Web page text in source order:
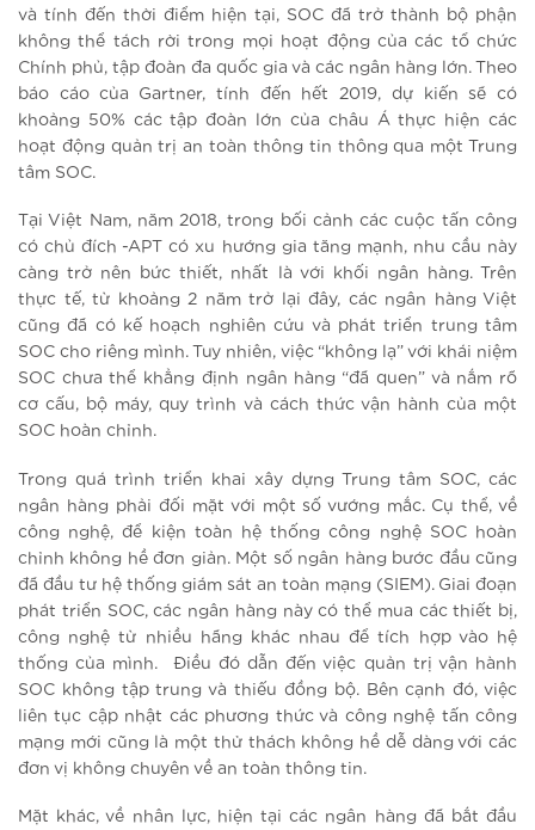
và tính đến thời điểm hiện tại, SOC đã trở thành bộ phận
không thể tách rời trong mọi hoạt động của các tổ chức
Chính phủ, tập đoàn đa quốc gia và các ngân hàng lớn. Theo
báo cáo của Gartner, tính đến hết 2019, dự kiến sẽ có
khoảng 50% các tập đoàn lớn của châu Á thực hiện các
hoạt động quản trị an toàn thông tin thông qua một Trung
tâm SOC.
Tại Việt Nam, năm 2018, trong bối cảnh các cuộc tấn công
có chủ đích -APT có xu hướng gia tăng mạnh, nhu cầu này
càng trở nên bức thiết, nhất là với khối ngân hàng. Trên
thực tế, từ khoảng 2 năm trở lại đây, các ngân hàng Việt
cũng đã có kế hoạch nghiên cứu và phát triển trung tâm
SOC cho riêng mình. Tuy nhiên, việc “không lạ” với khái niệm
SOC chưa thể khẳng định ngân hàng “đã quen” và nắm rõ
cơ cấu, bộ máy, quy trình và cách thức vận hành của một
SOC hoàn chỉnh.
Trong quá trình triển khai xây dựng Trung tâm SOC, các
ngân hàng phải đối mặt với một số vướng mắc. Cụ thể, về
công nghệ, để kiện toàn hệ thống công nghệ SOC hoàn
chỉnh không hề đơn giản. Một số ngân hàng bước đầu cũng
đã đầu tư hệ thống giám sát an toàn mạng (SIEM). Giai đoạn
phát triển SOC, các ngân hàng này có thể mua các thiết bị,
công nghệ từ nhiều hãng khác nhau để tích hợp vào hệ
thống của mình. Điều đó dẫn đến việc quản trị vận hành
SOC không tập trung và thiếu đồng bộ. Bên cạnh đó, việc
liên tục cập nhật các phương thức và công nghệ tấn công
mạng mới cũng là một thử thách không hề dễ dàng với các
đơn vị không chuyên về an toàn thông tin.
Mặt khác, về nhân lực, hiện tại các ngân hàng đã bắt đầu